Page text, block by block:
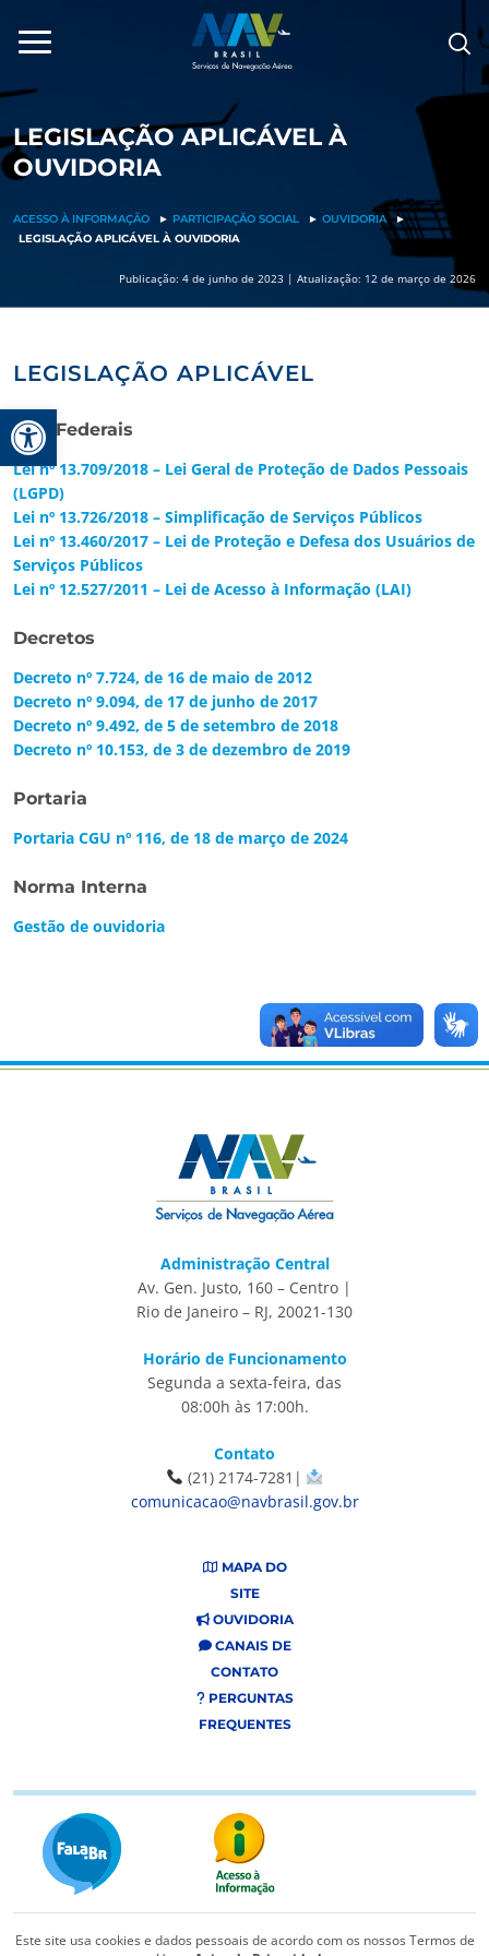
Barra de Ferramentas Aberta
para
conteúdo
LEGISLAÇÃO APLICÁVEL À
OUVIDORIA
ACESSO À INFORMAÇÃO ► PARTICIPAÇÃO SOCIAL ► OUVIDORIA ►
LEGISLAÇÃO APLICÁVEL À OUVIDORIA
Publicação: 4 de junho de 2023 | Atualização: 12 de março de 2026
LEGISLAÇÃO APLICÁVEL
Leis Federais
Lei nº 13.709/2018 – Lei Geral de Proteção de Dados Pessoais
(LGPD)
Lei nº 13.726/2018 – Simplificação de Serviços Públicos
Lei nº 13.460/2017 – Lei de Proteção e Defesa dos Usuários de
Serviços Públicos
Lei nº 12.527/2011 – Lei de Acesso à Informação (LAI)
Decretos
Decreto nº 7.724, de 16 de maio de 2012
Decreto nº 9.094, de 17 de junho de 2017
Decreto nº 9.492, de 5 de setembro de 2018
Decreto nº 10.153, de 3 de dezembro de 2019
Portaria
Portaria CGU nº 116, de 18 de março de 2024
Norma Interna
Gestão de ouvidoria
Administração Central
Av. Gen. Justo, 160 – Centro |
Rio de Janeiro – RJ, 20021-130
Horário de Funcionamento
Segunda a sexta-feira, das
08:00h às 17:00h.
Contato
(21) 2174-7281|
comunicacao@navbrasil.gov.br
MAPA DO
SITE
OUVIDORIA
CANAIS DE
CONTATO
PERGUNTAS
FREQUENTES
Este site usa cookies e dados pessoais de acordo com os nossos Termos de